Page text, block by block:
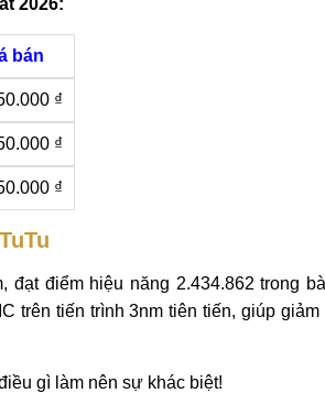
bán
₫
₫
₫
đạt điểm hiệu năng 2.434.862 trong
trên tiến trình 3nm tiên tiến, giúp giảm
gì làm nên sự khác biệt!